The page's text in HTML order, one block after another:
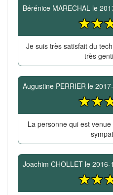
Bérénice MARECHAL le
Je suis très satisfait du
très
Augustine PERRIER le
La personne qui est
Joachim CHOLLET le 2016-